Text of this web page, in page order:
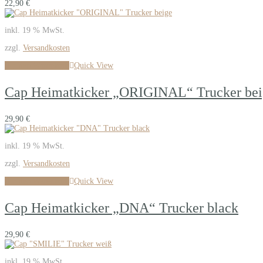
22,90 €
inkl. 19 % MwSt.
zzgl. Versandkosten
Quick View
Cap Heimatkicker „ORIGINAL“ Trucker
29,90 €
inkl. 19 % MwSt.
zzgl. Versandkosten
Quick View
Cap Heimatkicker „DNA“ Trucker black
29,90 €